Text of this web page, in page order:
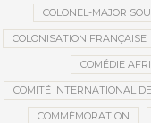
COLONEL-MAJOR
COLONISATION FRANÇAISE
COMÉDIE
COMITÉ INTERNATIONAL
COMMÉMORATION